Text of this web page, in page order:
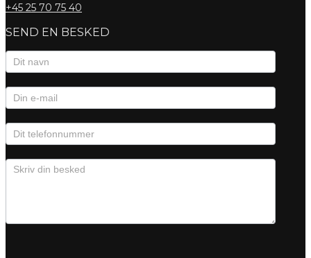
+45 25 70 75 40
SEND EN BESKED
Kontaktformular